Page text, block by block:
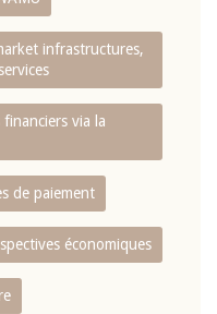
infrastructures,
via la
de paiement
économiques